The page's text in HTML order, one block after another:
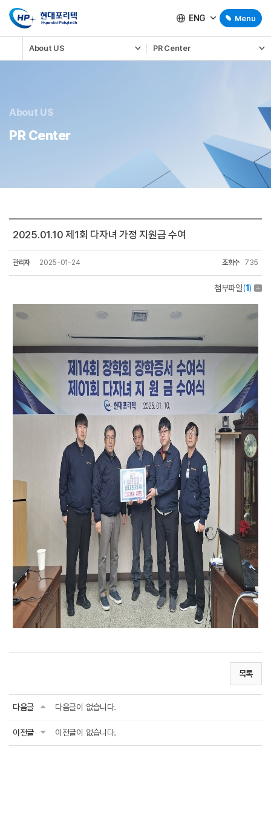
ENG Menu
About US PR Center
About US
PR Center
2025.01.10 제1회 다자녀 가정 지원금 수여
관리자 2025-01-24 조회수 735
첨부파일(1)
목록
다음글 다음글이 없습니다.
이전글 이전글이 없습니다.